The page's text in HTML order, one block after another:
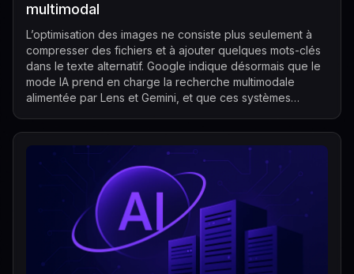
multimodal
L’optimisation des images ne consiste plus seulement à
compresser des fichiers et à ajouter quelques mots-clés
dans le texte alternatif. Google indique désormais que le
mode IA prend en charge la recherche multimodale
alimentée par Lens et Gemini, et que ces systèmes